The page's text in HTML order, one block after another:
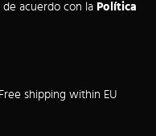
acuerdo con la Política